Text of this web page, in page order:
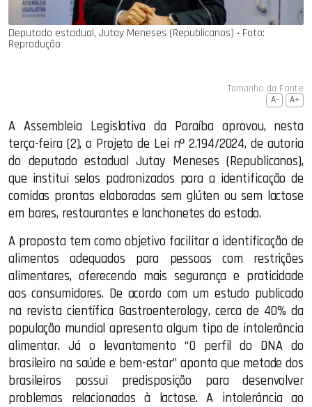
Deputado estadual, Jutay Meneses (Republicanos) ‧ Foto:
Reprodução
Tamanho da Fonte
A- A+
A Assembleia Legislativa da Paraíba aprovou, nesta
terça-feira (2), o Projeto de Lei nº 2.194/2024, de autoria
do deputado estadual Jutay Meneses (Republicanos),
que institui selos padronizados para a identificação de
comidas prontas elaboradas sem glúten ou sem lactose
em bares, restaurantes e lanchonetes do estado.
A proposta tem como objetivo facilitar a identificação de
alimentos adequados para pessoas com restrições
alimentares, oferecendo mais segurança e praticidade
aos consumidores. De acordo com um estudo publicado
na revista científica Gastroenterology, cerca de 40% da
população mundial apresenta algum tipo de intolerância
alimentar. Já o levantamento “O perfil do DNA do
brasileiro na saúde e bem-estar” aponta que metade dos
brasileiros possui predisposição para desenvolver
problemas relacionados à lactose. A intolerância ao